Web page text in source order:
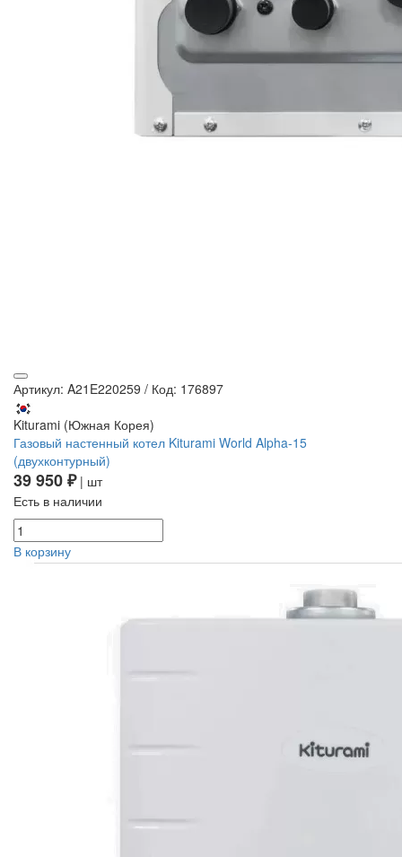
Артикул: A21E220259 / Код: 176897
Kiturami (Южная Корея)
Газовый настенный котел Kiturami World Alpha-15
(двухконтурный)
39 950 ₽| шт
Есть в наличии
В корзину